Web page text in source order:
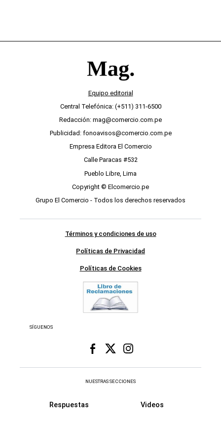
Equipo editorial
Central Telefónica: (+511) 311-6500
Redacción: mag@comercio.com.pe
Publicidad: fonoavisos@comercio.com.pe
Empresa Editora El Comercio
Calle Paracas #532
Pueblo Libre, Lima
Copyright © Elcomercio.pe
Grupo El Comercio - Todos los derechos reservados
Términos y condiciones de uso
Políticas de Privacidad
Políticas de Cookies
SÍGUENOS
NUESTRAS SECCIONES
Respuestas Videos